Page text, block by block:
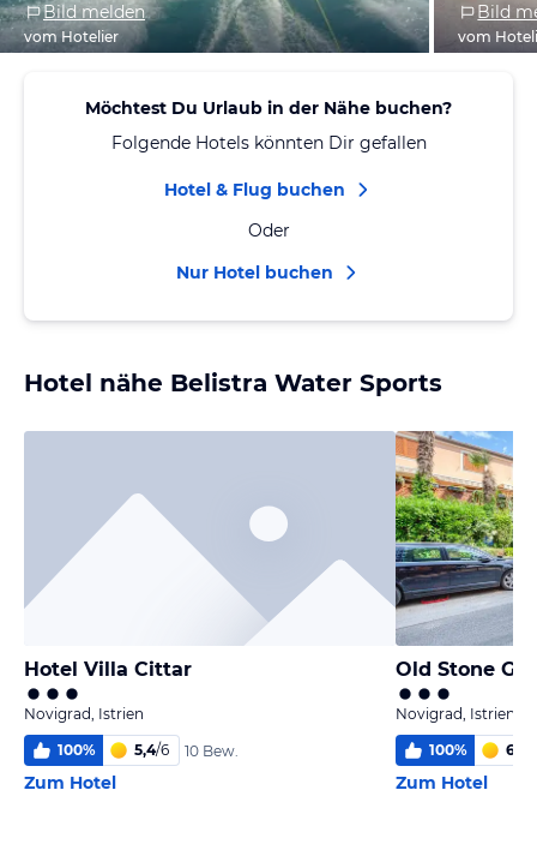
Bild melden
vom Hotelier
Bild
vom
Möchtest Du Urlaub in der Nähe buchen?
Folgende Hotels könnten Dir gefallen
Hotel & Flug buchen
Oder
Nur Hotel buchen
Hotel nähe Belistra Water Sports
Hotel Villa Cittar
Novigrad, Istrien
100% 5,4/6 10 Bew.
Zum Hotel
Old Stone
Novigrad, Istrien
100% 6,0
Zum Hotel